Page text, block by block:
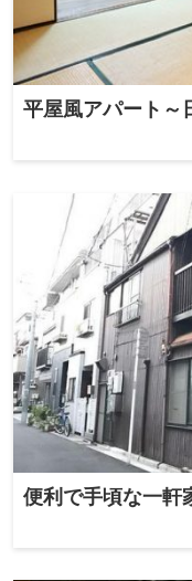
平屋風アパート～
便利で手頃な一軒